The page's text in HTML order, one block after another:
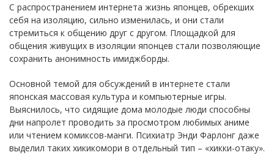
С распространением интернета жизнь японцев, обрекших
себя на изоляцию, сильно изменилась, и они стали
стремиться к общению друг с другом. Площадкой для
общения живущих в изоляции японцев стали позволяющие
сохранить анонимность имиджборды.
Основной темой для обсуждений в интернете стали
японская массовая культура и компьютерные игры.
Выяснилось, что сидящие дома молодые люди способны
дни напролет проводить за просмотром любимых аниме
или чтением комиксов-манги. Психиатр Энди Фарлонг даже
выделил таких хикикомори в отдельный тип – «хикки-отаку».